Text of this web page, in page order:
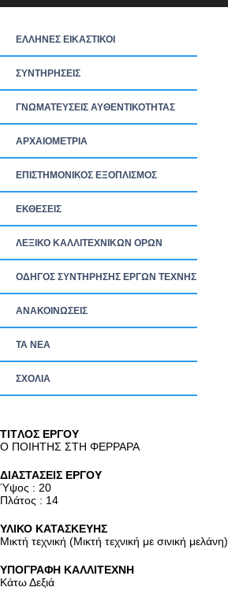
ΕΛΛΗΝΕΣ ΕΙΚΑΣΤΙΚΟΙ
ΣΥΝΤΗΡΗΣΕΙΣ
ΓΝΩΜΑΤΕΥΣΕΙΣ ΑΥΘΕΝΤΙΚΟΤΗΤΑΣ
ΑΡΧΑΙΟΜΕΤΡΙΑ
ΕΠΙΣΤΗΜΟΝΙΚΟΣ ΕΞΟΠΛΙΣΜΟΣ
ΕΚΘΕΣΕΙΣ
ΛΕΞΙΚΟ ΚΑΛΛΙΤΕΧΝΙΚΩΝ ΟΡΩΝ
ΟΔΗΓΟΣ ΣΥΝΤΗΡΗΣΗΣ ΕΡΓΩΝ ΤΕΧΝΗΣ
ΑΝΑΚΟΙΝΩΣΕΙΣ
ΤΑ ΝEΑ
ΣΧΟΛΙΑ
TITΛΟΣ ΕΡΓΟΥ
Ο ΠΟΙΗΤΗΣ ΣΤΗ ΦΕΡΡΑΡΑ
ΔΙΑΣΤΑΣΕΙΣ ΕΡΓΟΥ
Ύψος : 20
Πλάτος : 14
ΥΛΙΚΟ ΚΑΤΑΣΚΕΥΗΣ
Μικτή τεχνική (Μικτή τεχνική με σινική μελάνη)
ΥΠΟΓΡΑΦΗ ΚΑΛΛΙΤΕΧΝΗ
Κάτω Δεξιά